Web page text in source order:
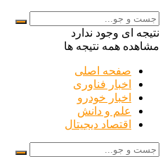
نتیجه ای وجود ندارد
مشاهده همه نتیجه ها
صفحه اصلی
اخبار فناوری
اخبار خودرو
علم و دانش
اقتصاد دیجیتال